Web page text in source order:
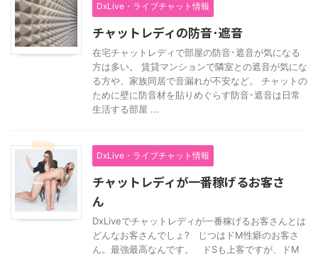
DxLive・ライブチャット情報
チャットレディの防音･遮音
在宅チャットレディで部屋の防音･遮音が気になる
方は多い。 賃貸マンションで隣室との遮音が気にな
る方や、家族同居で音漏れが不安など。 チャットの
ために壁に防音材を貼りめぐらす防音･遮音は日常
生活する部屋 ...
DxLive・ライブチャット情報
チャットレディが一番稼げるお客さ
ん
DxLiveでチャットレディが一番稼げるお客さんとは
どんなお客さんでしょ? じつはドM性癖のお客さ
ん。最強最高なんです。 ドSも上客ですが、ドM